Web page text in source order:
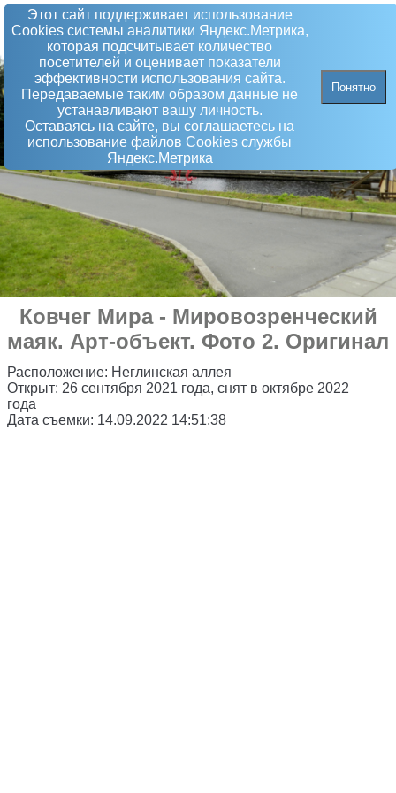
Этот сайт поддерживает использование
Сookies системы аналитики Яндекс.Метрика,
которая подсчитывает количество
посетителей и оценивает показатели
эффективности использования сайта.
Передаваемые таким образом данные не
устанавливают вашу личность.
Оставаясь на сайте, вы соглашаетесь на
использование файлов Сookies службы
Яндекс.Метрика
Понятно
Ковчег Мира - Мировозренческий
маяк. Арт-объект. Фото 2. Оригинал
Расположение: Неглинская аллея
Открыт: 26 сентября 2021 года, снят в октябре 2022
года
Дата съемки: 14.09.2022 14:51:38